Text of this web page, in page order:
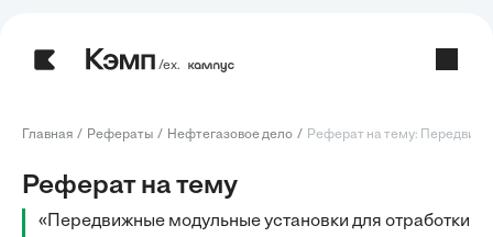
/ех.
Главная Рефераты Нефтегазовое дело Реферат на тему:
Реферат на тему
«Передвижные модульные установки для отработки